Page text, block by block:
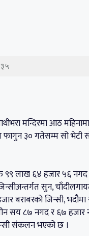
मन्दिरमा आठ
३० गतेसम्म सो भेटी
९९ लाख ६४ हजार ५६
सुन,
बराबरको जिन्सी,
सय ८७ नगद र ६७ हजार
संकलन भएको छ ।